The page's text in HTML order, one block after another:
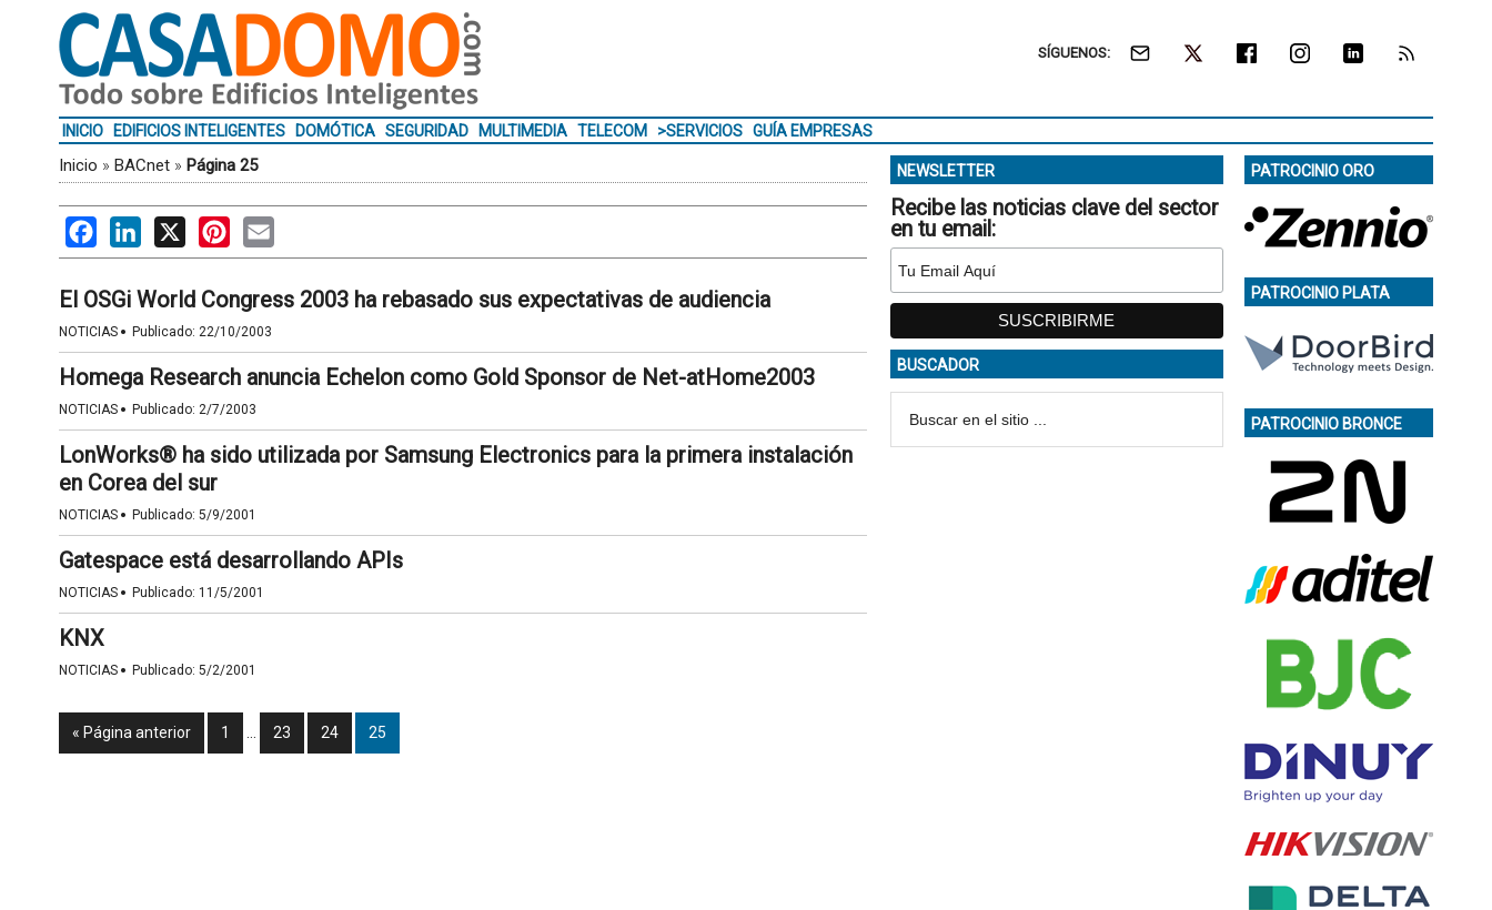
SÍGUENOS:
INICIO EDIFICIOS INTELIGENTES DOMÓTICA SEGURIDAD MULTIMEDIA TELECOM >SERVICIOS GUÍA EMPRESAS
Inicio » BACnet» Página 25
FacebookLinkedIn
X PinterestEmail
El OSGi World Congress 2003 ha rebasado sus expectativas de audiencia
NOTICIAS · Publicado: 22/10/2003
Homega Research anuncia Echelon como Gold Sponsor de Net-atHome2003
NOTICIAS · Publicado: 2/7/2003
LonWorks® ha sido utilizada por Samsung Electronics para la primera instalación
en Corea del sur
NOTICIAS · Publicado: 5/9/2001
Gatespace está desarrollando APIs
NOTICIAS · Publicado: 11/5/2001
KNX
NOTICIAS · Publicado: 5/2/2001
« Página anterior 1 23 24 25
NEWSLETTER
Recibe las noticias clave del sector
en tu email:
BUSCADOR
PATROCINIO ORO
PATROCINIO PLATA
PATROCINIO BRONCE